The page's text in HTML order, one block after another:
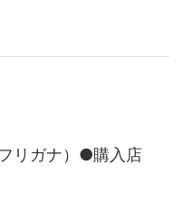
リガナ）●購入店